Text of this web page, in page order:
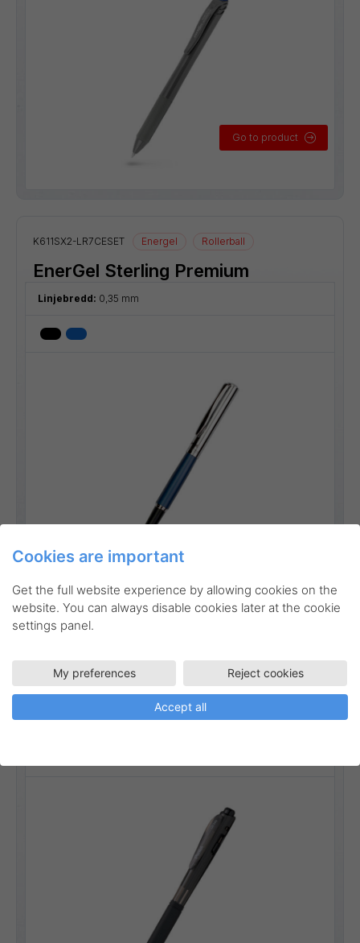
Go to product
K611SX2-LR7CESET Energel Rollerball
EnerGel Sterling Premium
Linjebredd: 0,35 mm
BK440 Kulspetspennor
WOW! kulspetspenna 1,0 mm
Linjebredd:0,5 mm
Cookies are important
Get the full website experience by allowing cookies on the
website. You can always disable cookies later at the cookie
settings panel.
My preferences Reject cookies
Accept all